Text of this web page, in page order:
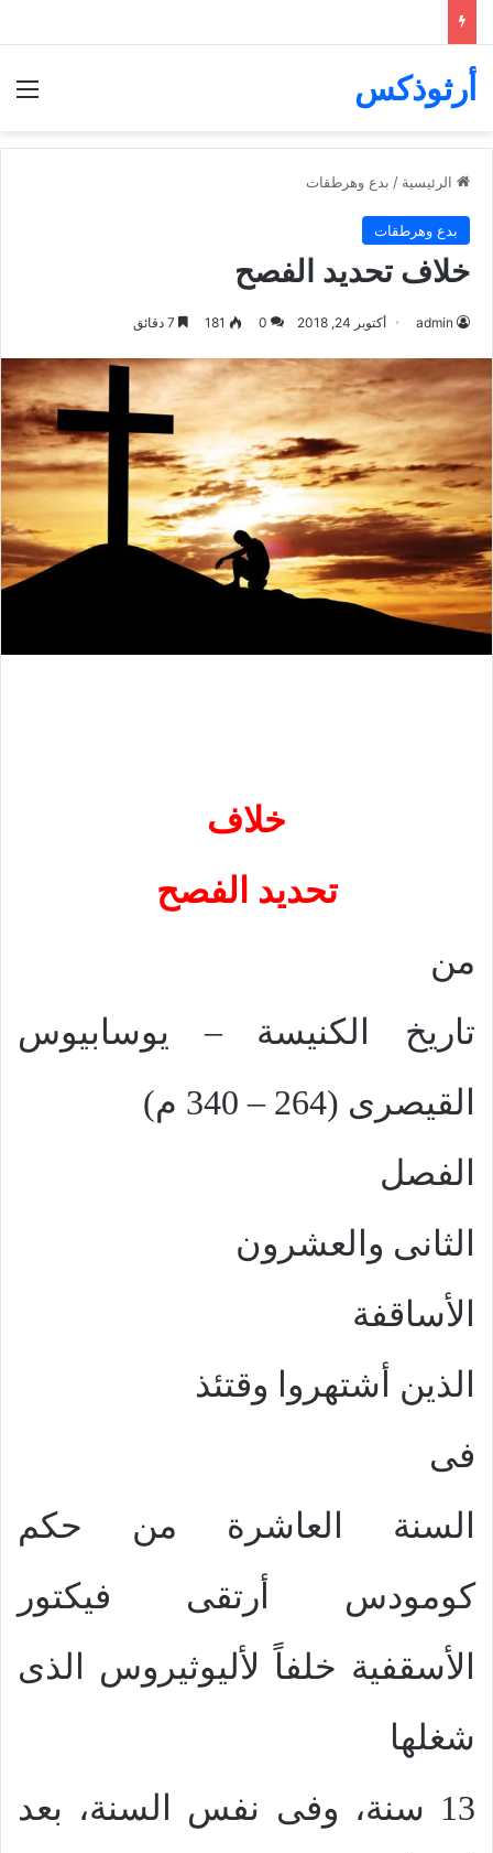
أرثوذكس
الرئيسية / بدع وهرطقات
بدع وهرطقات
خلاف تحديد الفصح
admin أكتوبر 24, 2018 0
181
خلاف
تحديد الفصح
من
تاريخ الكنيسة – يوسابيوس
القيصرى (264 – 340 م)
الفصل
الثانى والعشرون
الأساقفة
الذين أشتهروا وقتئذ
فى
السنة العاشرة من حكم
كومودس أرتقى فيكتور
الأسقفية خلفاً لأليوثيروس الذى
شغلها
13 سنة، وفى نفس السنة، بعد